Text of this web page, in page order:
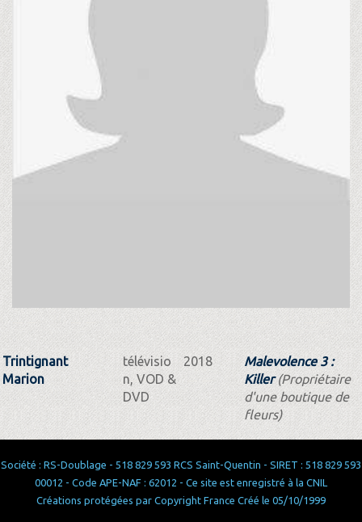
Trintignant
Marion
télévisio
n, VOD &
DVD
2018
Malevolence 3 :
Killer(Propriétaire
d'une boutique de
fleurs)
Société : RS-Doublage - 518 829 593 RCS Saint-Quentin - SIRET : 518 829 593
00012 - Code APE-NAF : 62012 - Ce site est enregistré à la CNIL
Créations protégées par Copyright France Créé le 05/10/1999